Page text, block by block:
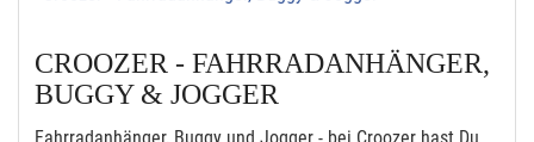
CROOZER - FAHRRADANHÄNGER,
BUGGY & JOGGER